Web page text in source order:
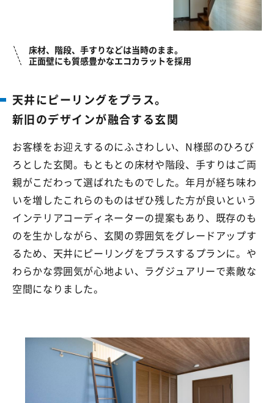
床材、階段、手すりなどは当時のまま。
正面壁にも質感豊かなエコカラットを採用
天井にピーリングをプラス。
新旧のデザインが融合する玄関
お客様をお迎えするのにふさわしい、N様邸のひろび
ろとした玄関。もともとの床材や階段、手すりはご両
親がこだわって選ばれたものでした。年月が経ち味わ
いを増したこれらのものはぜひ残した方が良いという
インテリアコーディネーターの提案もあり、既存のも
のを生かしながら、玄関の雰囲気をグレードアップす
るため、天井にピーリングをプラスするプランに。や
わらかな雰囲気が心地よい、ラグジュアリーで素敵な
空間になりました。